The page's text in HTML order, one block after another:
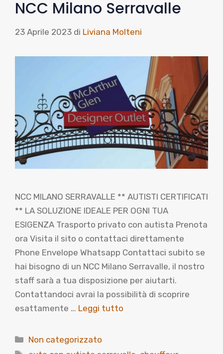
NCC Milano Serravalle
23 Aprile 2023 di Liviana Molteni
NCC MILANO SERRAVALLE ** AUTISTI CERTIFICATI
** LA SOLUZIONE IDEALE PER OGNI TUA
ESIGENZA Trasporto privato con autista Prenota
ora Visita il sito o contattaci direttamente
Phone Envelope Whatsapp Contattaci subito se
hai bisogno di un NCC Milano Serravalle, il nostro
staff sarà a tua disposizione per aiutarti.
Contattandoci avrai la possibilità di scoprire
esattamente … Leggi tutto
Categorie
Non categorizzato